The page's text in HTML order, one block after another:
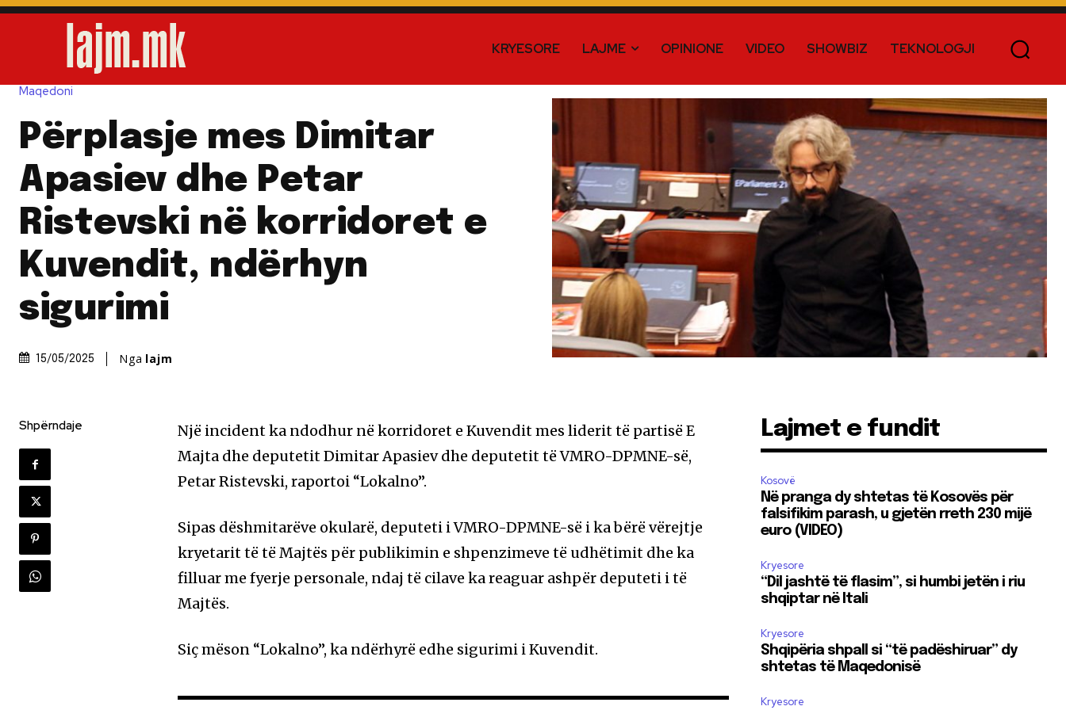
KRYESORE LAJME OPINIONE VIDEO SHOWBIZ TEKNOLOGJI
Maqedoni
Përplasje mes Dimitar
Apasiev dhe Petar
Ristevski në korridoret e
Kuvendit, ndërhyn
sigurimi
15/05/2025 Nga lajm
Shpërndaje
Një incident ka ndodhur në korridoret e Kuvendit mes liderit të partisë E
Majta dhe deputetit Dimitar Apasiev dhe deputetit të VMRO-DPMNE-së,
Petar Ristevski, raportoi “Lokalno”.
Sipas dëshmitarëve okularë, deputeti i VMRO-DPMNE-së i ka bërë vërejtje
kryetarit të të Majtës për publikimin e shpenzimeve të udhëtimit dhe ka
filluar me fyerje personale, ndaj të cilave ka reaguar ashpër deputeti i të
Majtës.
Siç mëson “Lokalno”, ka ndërhyrë edhe sigurimi i Kuvendit.
Lajmet e fundit
Kosovë
Në pranga dy shtetas të Kosovës për
falsifikim parash, u gjetën rreth 230 mijë
euro (VIDEO)
Kryesore
“Dil jashtë të flasim”, si humbi jetën i riu
shqiptar në Itali
Kryesore
Shqipëria shpall si “të padëshiruar” dy
shtetas të Maqedonisë
Kryesore